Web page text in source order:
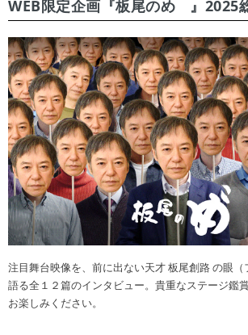
WEB限定企画『板尾のめ゙』2025
注目舞台映像を、前に出ない天才 板尾創路 の眼
語る全１２篇のインタビュー。貴重なステージ鑑
お楽しみください。